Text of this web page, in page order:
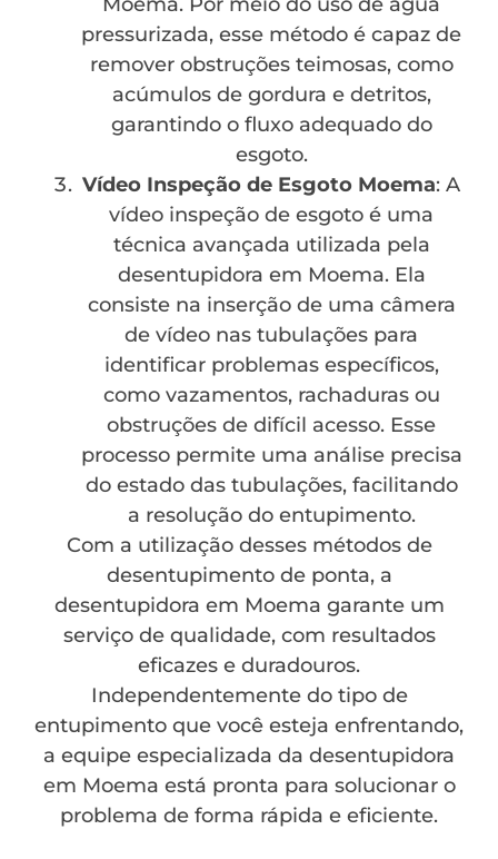
pressurizada, esse método é capaz de
remover obstruções teimosas, como
acúmulos de gordura e detritos,
garantindo o fluxo adequado do
esgoto.
Vídeo Inspeção de Esgoto Moema: A
vídeo inspeção de esgoto é uma
técnica avançada utilizada pela
desentupidora em Moema. Ela
consiste na inserção de uma câmera
de vídeo nas tubulações para
identificar problemas específicos,
como vazamentos, rachaduras ou
obstruções de difícil acesso. Esse
processo permite uma análise precisa
do estado das tubulações, facilitando
a resolução do entupimento.
Com a utilização desses métodos de
desentupimento de ponta, a
desentupidora em Moema garante um
serviço de qualidade, com resultados
eficazes e duradouros.
Independentemente do tipo de
entupimento que você esteja enfrentando,
a equipe especializada da desentupidora
em Moema está pronta para solucionar o
problema de forma rápida e eficiente.